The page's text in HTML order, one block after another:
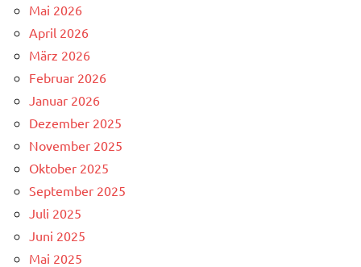
Mai 2026
April 2026
März 2026
Februar 2026
Januar 2026
Dezember 2025
November 2025
Oktober 2025
September 2025
Juli 2025
Juni 2025
Mai 2025